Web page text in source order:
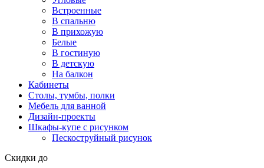
Встроенные
В спальню
В прихожую
Белые
В гостиную
В детскую
На балкон
Кабинеты
Столы, тумбы, полки
Мебель для ванной
Дизайн-проекты
Шкафы-купе с рисунком
Пескоструйный рисунок
Скидки до